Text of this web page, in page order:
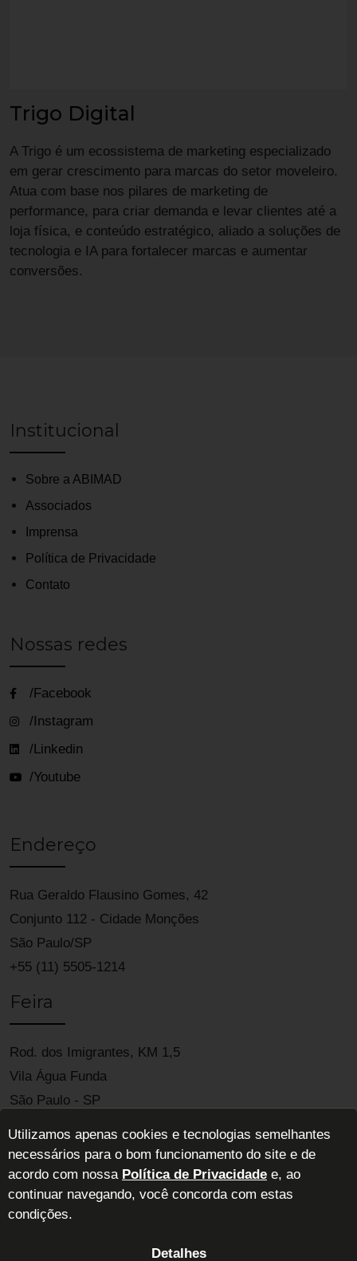
Trigo Digital
A Trigo é um ecossistema de marketing especializado
em gerar crescimento para marcas do setor moveleiro.
Atua com base nos pilares de marketing de
performance, para criar demanda e levar clientes até a
loja física, e conteúdo estratégico, aliado a soluções de
tecnologia e IA para fortalecer marcas e aumentar
conversões.
Institucional
Sobre a ABIMAD
Associados
Imprensa
Política de Privacidade
Contato
Nossas redes
/Facebook
/Instagram
/Linkedin
/Youtube
Endereço
Rua Geraldo Flausino Gomes, 42
Conjunto 112 - Cidade Monções
São Paulo/SP
+55 (11) 5505-1214
Feira
Rod. dos Imigrantes, KM 1,5
Vila Água Funda
São Paulo - SP
ABIMAD - Associação Brasileira das Indústrias de Móveis de Alta
Utilizamos apenas cookies e tecnologias semelhantes
necessários para o bom funcionamento do site e de
acordo com nossa Política de Privacidade e, ao
continuar navegando, você concorda com estas
condições.
Detalhes